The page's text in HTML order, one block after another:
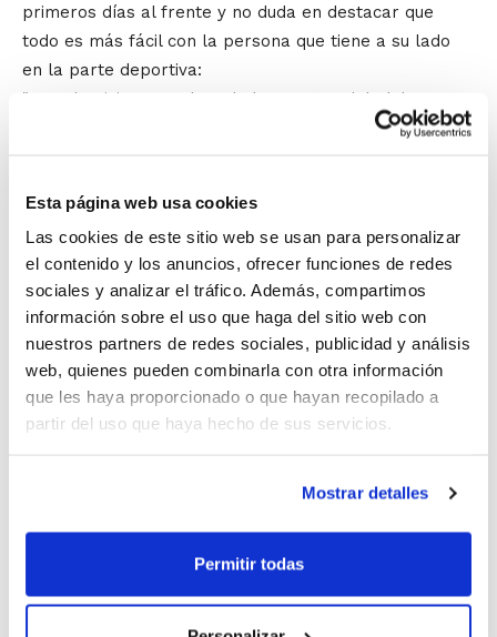
Esta página web usa cookies
Las cookies de este sitio web se usan para personalizar
el contenido y los anuncios, ofrecer funciones de redes
sociales y analizar el tráfico. Además, compartimos
información sobre el uso que haga del sitio web con
nuestros partners de redes sociales, publicidad y análisis
web, quienes pueden combinarla con otra información
que les haya proporcionado o que hayan recopilado a
partir del uso que haya hecho de sus servicios.
Mostrar detalles
Permitir todas
primeros días al frente y no duda en destacar que
todo es más fácil con la persona que tiene a su lado
en la parte deportiva:
"Manolo Viciano es el verdadero motor del Club. La
entidad ya estaba funcionando muy bien y tenía una
económica. Además de la subvención que recibimos
todos los años del Ayuntamiento, necesitamos que las
empresas colaboren con el Club"
Denia Bàsquettiene varios proyectos entre manos y
el más inmediato será la organización de la Copa
Junior Femenino Preferente, que tendrá lugar del 8 al
organizando en su día la Copa Junior en categoría
masculina. Fue una experiencia muy bonita. Los